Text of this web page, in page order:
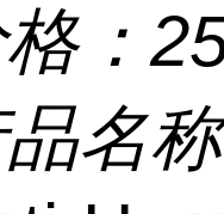
：
名称